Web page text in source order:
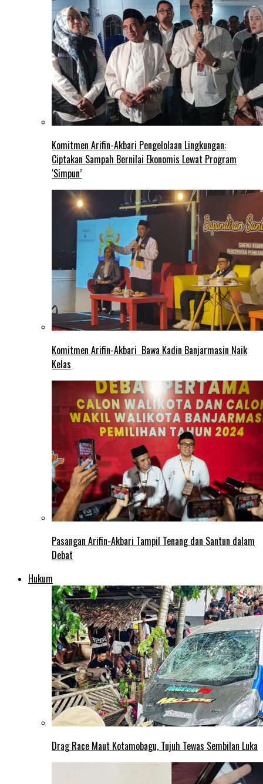
Komitmen Arifin-Akbari Pengelolaan Lingkungan:
Ciptakan Sampah Bernilai Ekonomis Lewat Program
‘Simpun’
Komitmen Arifin-Akbari Bawa Kadin Banjarmasin Naik
Kelas
Pasangan Arifin-Akbari Tampil Tenang dan Santun dalam
Debat
Hukum
Drag Race Maut Kotamobagu, Tujuh Tewas Sembilan Luka